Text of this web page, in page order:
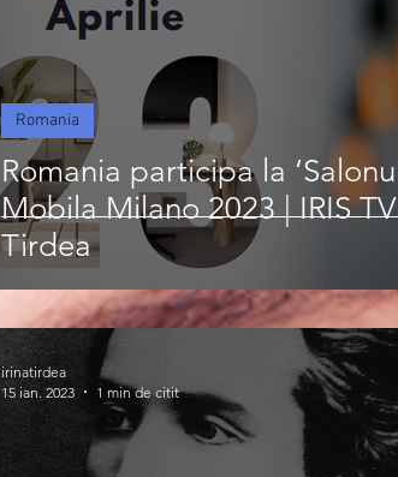
Romania participa la
Mobila Milano 2023 | IRIS
Tirdea
Romania
irinatirdea
15 ian. 2023
1 min de citit